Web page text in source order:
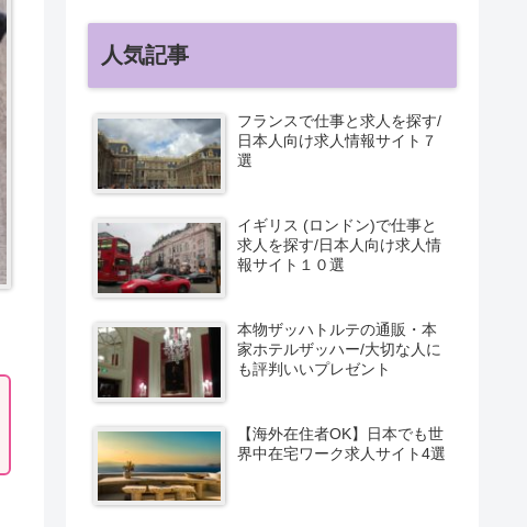
人気記事
フランスで仕事と求人を探す/
日本人向け求人情報サイト７
選
イギリス (ロンドン)で仕事と
求人を探す/日本人向け求人情
報サイト１０選
本物ザッハトルテの通販・本
家ホテルザッハー/大切な人に
も評判いいプレゼント
【海外在住者OK】日本でも世
界中在宅ワーク求人サイト4選